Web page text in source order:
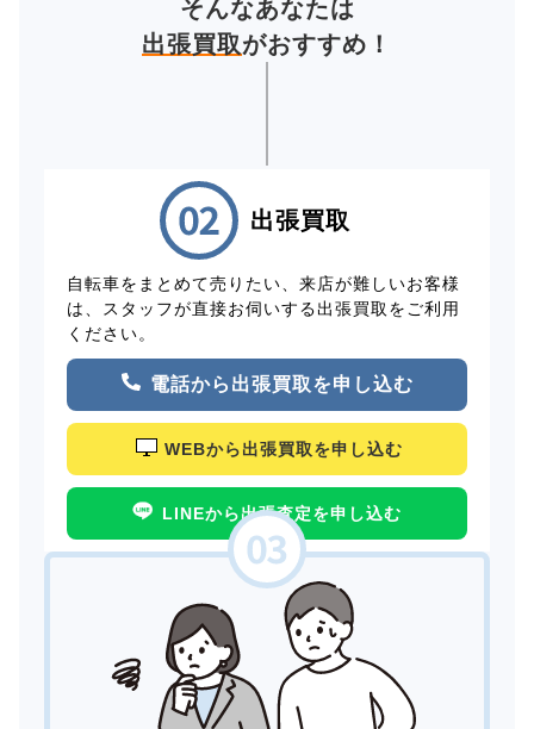
そんなあなたは
出張買取がおすすめ！
出張買取
自転車をまとめて売りたい、来店が難しいお客様
は、スタッフが直接お伺いする出張買取をご利用
ください。
電話から出張買取を申し込む
WEBから出張買取を申し込む
LINEから出張査定を申し込む